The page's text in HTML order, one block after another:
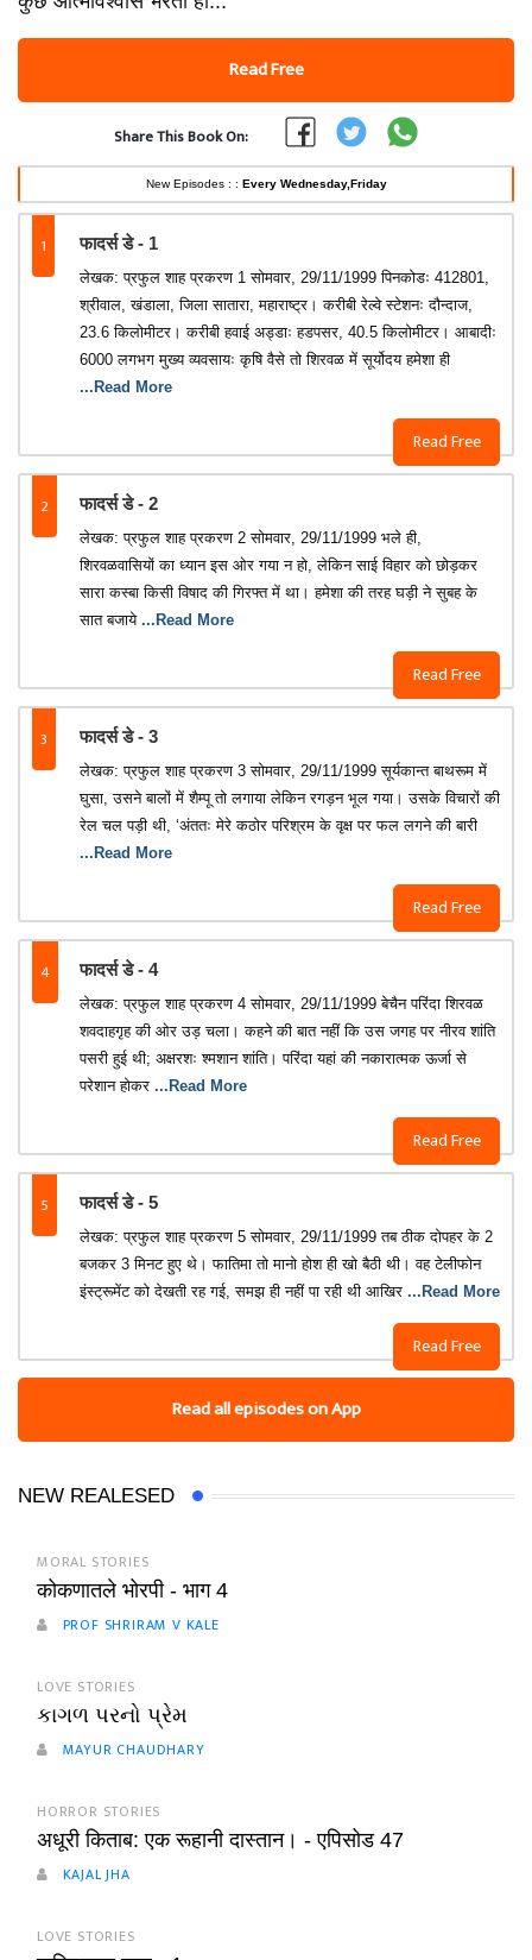
Read Free
Share This Book On:
New Episodes : : Every Wednesday,Friday
1 फादर्स डे - 1
Read Free
लेखक: प्रफुल शाह प्रकरण 1 सोमवार, 29/11/1999 पिनकोडः 412801,
श्रीवाल, खंडाला, जिला सातारा, महाराष्ट्र। करीबी रेल्वे स्टेशनः दौन्दाज,
23.6 किलोमीटर। करीबी हवाई अड्डाः हडपसर, 40.5 किलोमीटर। आबादीः
6000 लगभग मुख्य व्यवसायः कृषि वैसे तो शिरवळ में सूर्योदय हमेशा ही
...Read More
2 फादर्स डे - 2
Read Free
लेखक: प्रफुल शाह प्रकरण 2 सोमवार, 29/11/1999 भले ही,
शिरवळवासियों का ध्यान इस ओर गया न हो, लेकिन साई विहार को छोड़कर
सारा कस्बा किसी विषाद की गिरफ्त में था। हमेशा की तरह घड़ी ने सुबह के
सात बजाये ...Read More
3 फादर्स डे - 3
Read Free
लेखक: प्रफुल शाह प्रकरण 3 सोमवार, 29/11/1999 सूर्यकान्त बाथरूम में
घुसा, उसने बालों में शैम्पू तो लगाया लेकिन रगड़न भूल गया। उसके विचारों की
रेल चल पड़ी थी, ‘अंततः मेरे कठोर परिश्रम के वृक्ष पर फल लगने की बारी
...Read More
4 फादर्स डे - 4
Read Free
लेखक: प्रफुल शाह प्रकरण 4 सोमवार, 29/11/1999 बेचैन परिंदा शिरवळ
शवदाहगृह की ओर उड़ चला। कहने की बात नहीं कि उस जगह पर नीरव शांति
पसरी हुई थी; अक्षरशः श्मशान शांति। परिंदा यहां की नकारात्मक ऊर्जा से
परेशान होकर ...Read More
5 फादर्स डे - 5
Read Free
लेखक: प्रफुल शाह प्रकरण 5 सोमवार, 29/11/1999 तब ठीक दोपहर के 2
बजकर 3 मिनट हुए थे। फातिमा तो मानो होश ही खो बैठी थी। वह टेलीफोन
इंस्ट्रूमेंट को देखती रह गई, समझ ही नहीं पा रही थी आखिर ...Read More
Read all episodes on App
NEW REALESED
MORAL STORIES
कोकणातले भोरपी - भाग 4
PROF SHRIRAM V KALE
LOVE STORIES
કાગળ પરનો પ્રેમ
MAYUR CHAUDHARY
HORROR STORIES
अधूरी किताब: एक रूहानी दास्तान। - एपिसोड 47
KAJAL JHA
LOVE STORIES